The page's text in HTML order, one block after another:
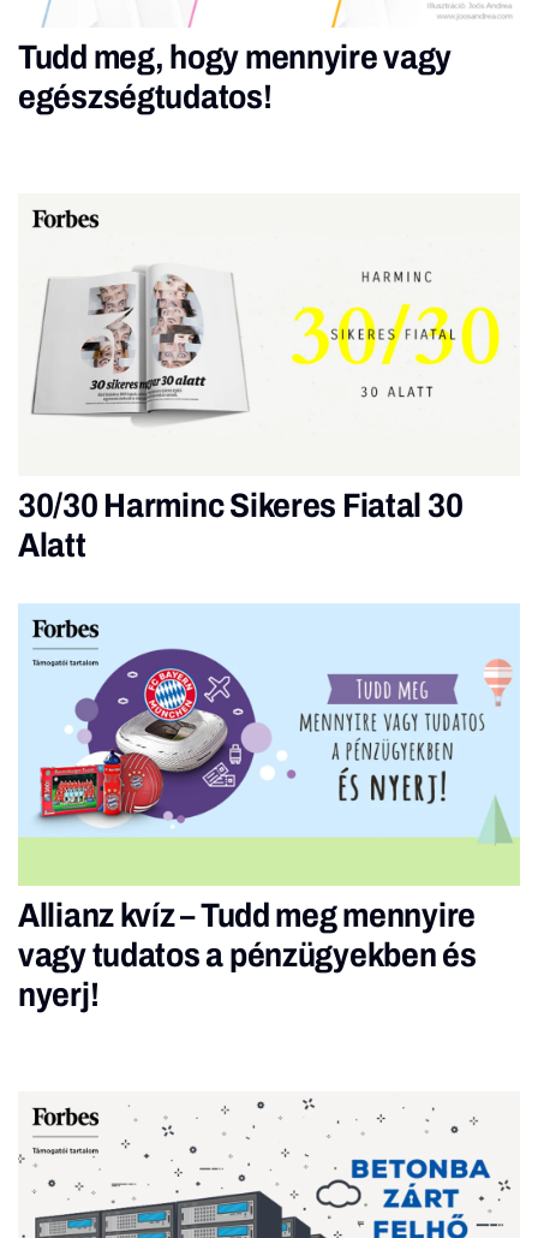
Tudd meg, hogy mennyire vagy
egészségtudatos!
30/30 Harminc Sikeres Fiatal 30
Alatt
Allianz kvíz – Tudd meg mennyire
vagy tudatos a pénzügyekben és
nyerj!